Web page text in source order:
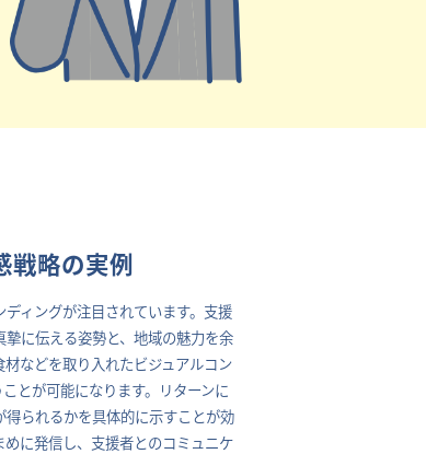
戦略の実例
ィングが注目されています。支援
に伝える姿勢と、地域の魅力を余
などを取り入れたビジュアルコン
とが可能になります。リターンに
られるかを具体的に示すことが効
に発信し、支援者とのコミュニケ